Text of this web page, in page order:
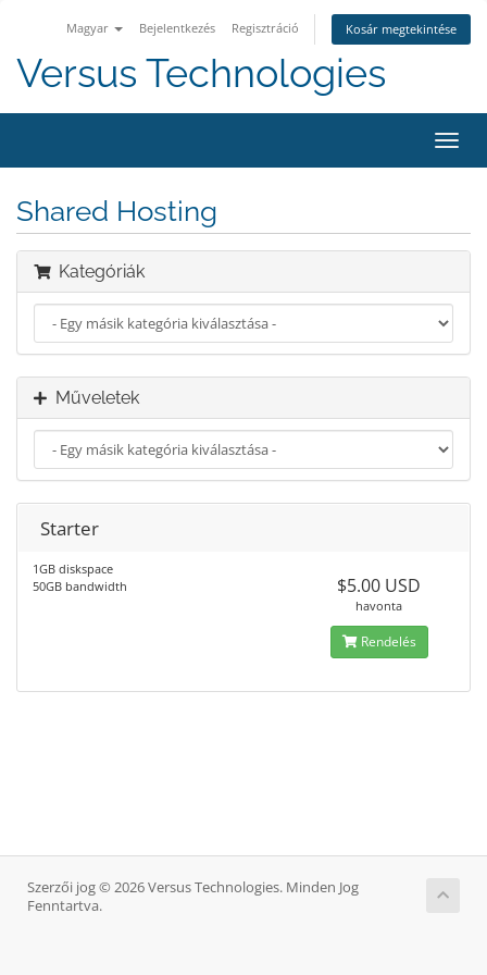
Magyar Bejelentkezés Regisztráció Kosár megtekintése
Versus Technologies
a
Shared Hosting
Kategóriák
Műveletek
Starter
1GB diskspace
50GB bandwidth
$5.00 USD
havonta
Rendelés
Szerzői jog © 2026 Versus Technologies. Minden Jog
Fenntartva.